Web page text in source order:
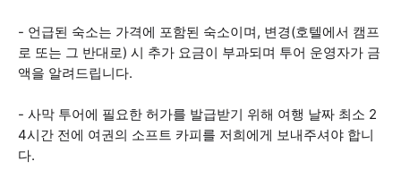
- 언급된 숙소는 가격에 포함된 숙소이며, 변경(호텔에서 캠프
로 또는 그 반대로) 시 추가 요금이 부과되며 투어 운영자가 금
액을 알려드립니다.
- 사막 투어에 필요한 허가를 발급받기 위해 여행 날짜 최소 2
4시간 전에 여권의 소프트 카피를 저희에게 보내주셔야 합니
다.